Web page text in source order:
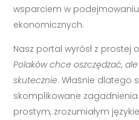
wsparciem w
ekonomicznych.
Nasz portal wyrósł z prostej
Polaków chce oszczędzać,
skutecznie. Właśnie dlatego
skomplikowane
prostym, zrozumiałym